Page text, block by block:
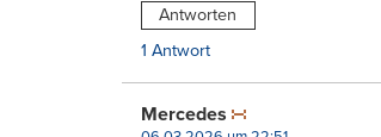
Antworten
1 Antwort
Mercedes